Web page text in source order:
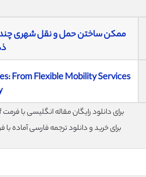
ممکن ساختن حمل و نقل شهری
From Flexible Mobility Services
برای دانلود رایگان مقاله انگلیسی با فرمت pdf بر روی عنوان انگلیسی مقاله کلیک نمایید.
برای خرید و دانلود ترجمه فارسی آماده